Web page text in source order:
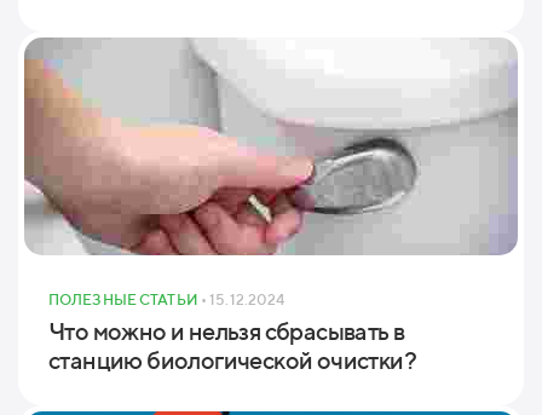
ПОЛЕЗНЫЕ СТАТЬИ • 15.12.2024
Что можно и нельзя сбрасывать в
станцию биологической очистки?